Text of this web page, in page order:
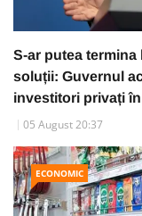
S-ar putea
soluții: Guvernul
investitori privați
05 August 20:37
ECONOMIC